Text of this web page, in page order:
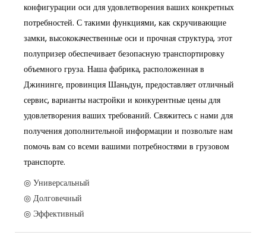
конфигурации оси для удовлетворения ваших конкретных
потребностей. С такими функциями, как скручивающие
замки, высококачественные оси и прочная структура, этот
полупризер обеспечивает безопасную транспортировку
объемного груза. Наша фабрика, расположенная в
Джининге, провинция Шаньдун, предоставляет отличный
сервис, варианты настройки и конкурентные цены для
удовлетворения ваших требований. Свяжитесь с нами для
получения дополнительной информации и позвольте нам
помочь вам со всеми вашими потребностями в грузовом
транспорте.
◎ Универсальный
◎ Долговечный
◎ Эффективный